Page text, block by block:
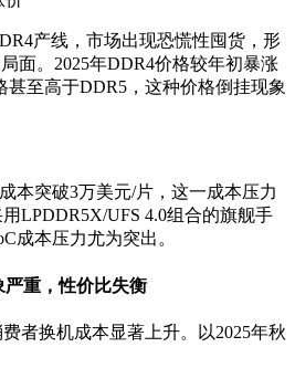
产线，市场出现恐慌性囤货，形
面。2025年DDR4价格较年初暴涨
甚至高于DDR5，这种价格倒挂现象
本突破3万美元/片，这一成本压力
LPDDR5X/UFS 4.0组合的旗舰手
成本压力尤为突出。
重，性价比失衡
者换机成本显著上升。以2025年秋